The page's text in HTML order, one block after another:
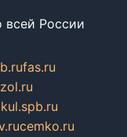
всей России
fas.ru
cemko.ru